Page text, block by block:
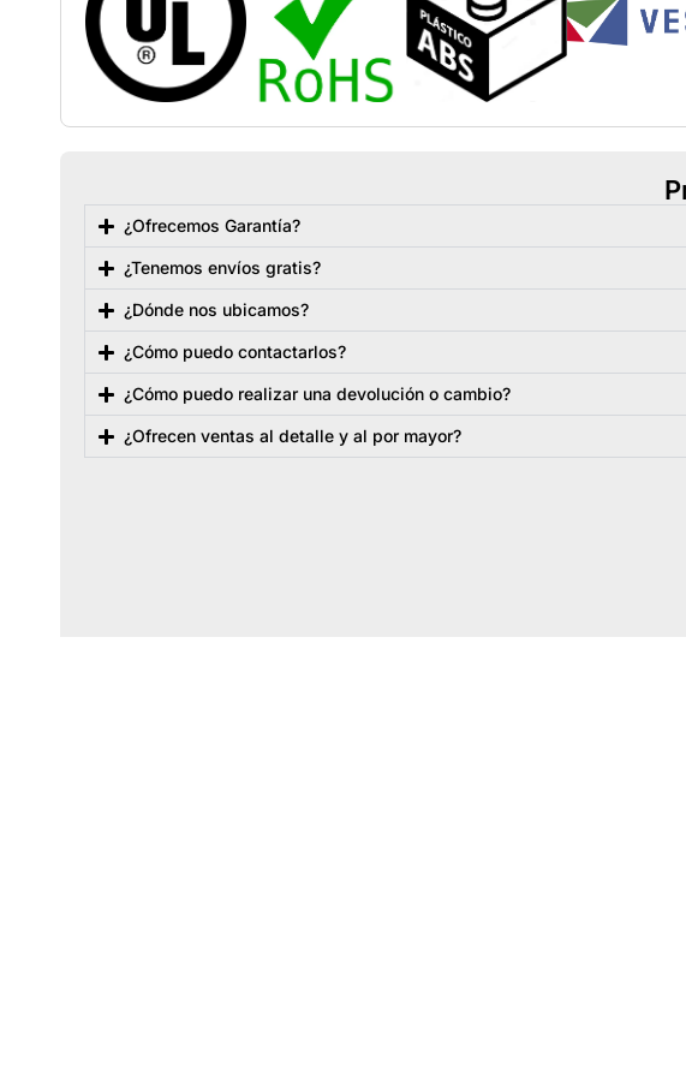
¿Ofrecemos Garantía?
¿Tenemos envíos gratis?
¿Dónde nos ubicamos?
¿Cómo puedo contactarlos?
¿Cómo puedo realizar una devolución o cambio?
¿Ofrecen ventas al detalle y al por mayor?